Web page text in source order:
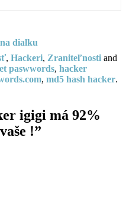
, Hackeri, Zraniteľnosti and
paswwords, hacker
, md5 hash hacker.
igigi má 92%
!”